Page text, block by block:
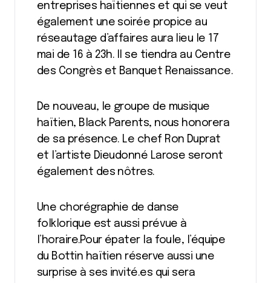
entreprises haïtiennes et qui se veut
également une soirée propice au
réseautage d’affaires aura lieu le 17
mai de 16 à 23h. Il se tiendra au Centre
des Congrès et Banquet Renaissance.
De nouveau, le groupe de musique
haïtien, Black Parents, nous honorera
de sa présence. Le chef Ron Duprat
et l’artiste Dieudonné Larose seront
également des nôtres.
Une chorégraphie de danse
folklorique est aussi prévue à
l’horaire.Pour épater la foule, l’équipe
du Bottin haïtien réserve aussi une
surprise à ses invité.es qui sera